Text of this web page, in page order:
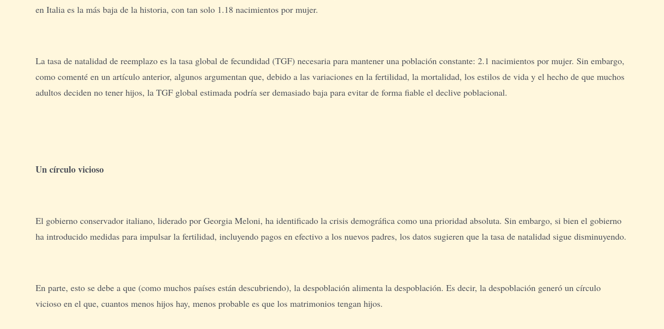
en Italia es la más baja de la historia, con tan solo 1.18 nacimientos por mujer.
La tasa de natalidad de reemplazo es la tasa global de fecundidad (TGF) necesaria para mantener una población constante: 2.1 nacimientos por mujer. Sin embargo,
como comenté en un artículo anterior, algunos argumentan que, debido a las variaciones en la fertilidad, la mortalidad, los estilos de vida y el hecho de que muchos
adultos deciden no tener hijos, la TGF global estimada podría ser demasiado baja para evitar de forma fiable el declive poblacional.
Un círculo vicioso
El gobierno conservador italiano, liderado por Georgia Meloni, ha identificado la crisis demográfica como una prioridad absoluta. Sin embargo, si bien el gobierno
ha introducido medidas para impulsar la fertilidad, incluyendo pagos en efectivo a los nuevos padres, los datos sugieren que la tasa de natalidad sigue disminuyendo.
En parte, esto se debe a que (como muchos países están descubriendo), la despoblación alimenta la despoblación. Es decir, la despoblación generó un círculo
vicioso en el que, cuantos menos hijos hay, menos probable es que los matrimonios tengan hijos.